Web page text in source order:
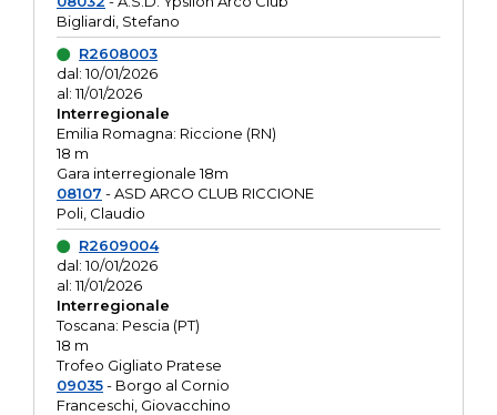
Bigliardi, Stefano
R2608003
dal: 10/01/2026
al: 11/01/2026
Interregionale
Emilia Romagna: Riccione (RN)
18 m
Gara interregionale 18m
08107 - ASD ARCO CLUB RICCIONE
Poli, Claudio
R2609004
dal: 10/01/2026
al: 11/01/2026
Interregionale
Toscana: Pescia (PT)
18 m
Trofeo Gigliato Pratese
09035- Borgo al Cornio
Franceschi, Giovacchino